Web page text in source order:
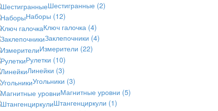
Шестигранные (2)
Наборы (12)
Ключ галочка (4)
Заклепочники (4)
Измерители (22)
Рулетки (10)
Линейки (3)
Угольники (3)
Магнитные уровни (5)
Штангенциркули (1)